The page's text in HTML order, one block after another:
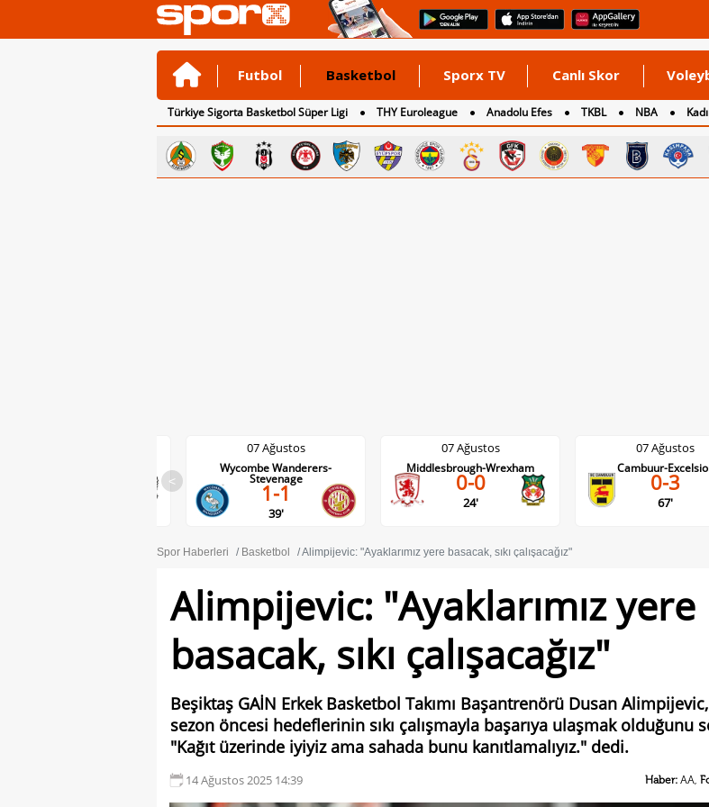
Futbol Basketbol Sporx TV Canlı Skor
Türkiye Sigorta Basketbol Süper Ligi THY Euroleague Anadolu Efes TKBL NBA
<
07 Ağustos
Middlesbrough-Wrexham
0-0
24'
07 Ağustos
Cambuur-Excelsior
0-3
67'
07 Ağustos
Bochum-Hertha
0-1
DA
Spor Haberleri Basketbol Alimpijevic: "Ayaklarımız yere basacak, sıkı çalışacağız"
Alimpijevic: "Ayaklarımız yere
basacak, sıkı çalışacağız"
Beşiktaş GAİN Erkek Basketbol Takımı Başantrenörü Dusan
sezon öncesi hedeflerinin sıkı çalışmayla başarıya ulaşmak olduğunu
"Kağıt üzerinde iyiyiz ama sahada bunu kanıtlamalıyız." dedi.
14 Ağustos 2025 14:39 Haber: AA,